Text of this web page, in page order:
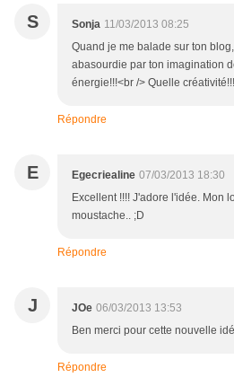
S Sonja 11/03/2013 08:25
Quand je me balade sur ton
abasourdie par ton imagination
énergie!!!<br /> Quelle
Répondre
E Egecriealine 07/03/2013 18:30
Excellent !!!! J'adore l'idée. Mon
moustache.. ;D
Répondre
J JOe 06/03/2013 13:53
Ben merci pour cette nouvelle
Répondre